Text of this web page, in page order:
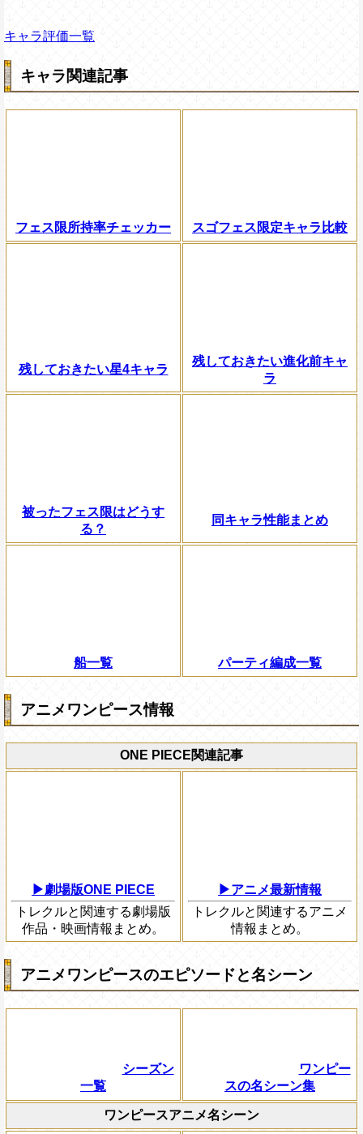
キャラ評価一覧
キャラ関連記事
フェス限所持率チェッカー スゴフェス限定キャラ比較
残しておきたい星4キャラ
残しておきたい進化前キャ
ラ
被ったフェス限はどうす
る？
同キャラ性能まとめ
船一覧 パーティ編成一覧
アニメワンピース情報
ONE PIECE関連記事
▶劇場版ONE PIECE
トレクルと関連する劇場版
作品・映画情報まとめ。
▶アニメ最新情報
トレクルと関連するアニメ
情報まとめ。
アニメワンピースのエピソードと名シーン
シーズン
一覧
ワンピー
スの名シーン集
ワンピースアニメ名シーン